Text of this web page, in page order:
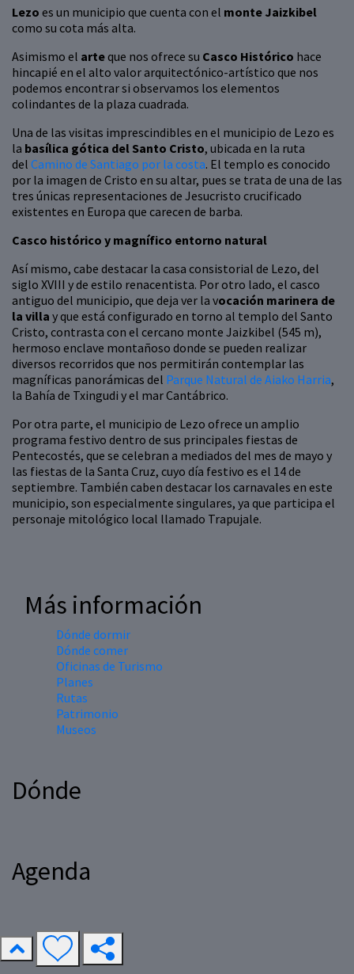
Lezo es un municipio que cuenta con el monte Jaizkibel
como su cota más alta.
Asimismo el arteque nos ofrece su Casco Histórico hace
hincapié en el alto valor arquitectónico-artístico que nos
podemos encontrar si observamos los elementos
colindantes de la plaza cuadrada.
Una de las visitas imprescindibles en el municipio de Lezo es
la basílica gótica del Santo Cristo, ubicada en la ruta
del Camino de Santiago por la costa. El templo es conocido
por la imagen de Cristo en su altar, pues se trata de una de las
tres únicas representaciones de Jesucristo crucificado
existentes en Europa que carecen de barba.
Casco histórico y magnífico entorno natural
Así mismo, cabe destacar la casa consistorial de Lezo, del
siglo XVIII y de estilo renacentista. Por otro lado, el casco
antiguo del municipio, que deja ver la vocación marinera de
la villa y que está configurado en torno al templo del Santo
Cristo, contrasta con el cercano monte Jaizkibel (545 m),
hermoso enclave montañoso donde se pueden realizar
diversos recorridos que nos permitirán contemplar las
magníficas panorámicas del Parque Natural de Aiako Harria,
la Bahía de Txingudi y el mar Cantábrico.
Por otra parte, el municipio de Lezo ofrece un amplio
programa festivo dentro de sus principales fiestas de
Pentecostés, que se celebran a mediados del mes de mayo y
las fiestas de la Santa Cruz, cuyo día festivo es el 14 de
septiembre. También caben destacar los carnavales en este
municipio, son especialmente singulares, ya que participa el
personaje mitológico local llamado Trapujale.
Más información
Dónde dormir
Dónde comer
Oficinas de Turismo
Planes
Rutas
Patrimonio
Museos
Dónde
Agenda